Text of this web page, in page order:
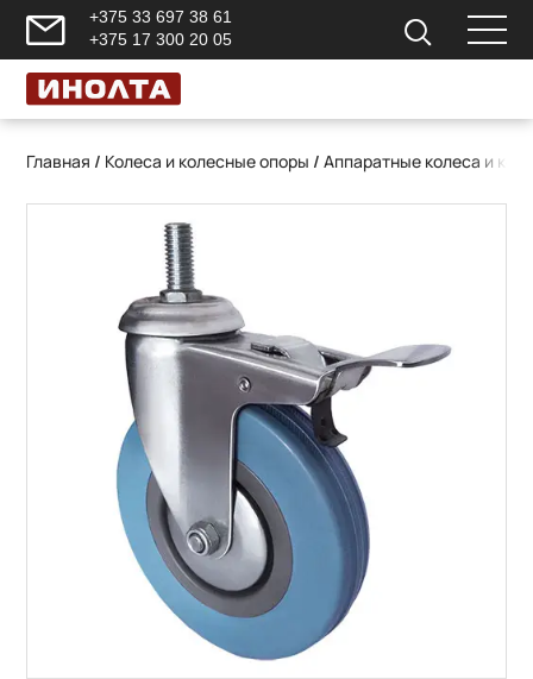
+375 33 697 38 61
+375 17 300 20 05
Главная / Колеса и колесные опоры /Аппаратные колеса и